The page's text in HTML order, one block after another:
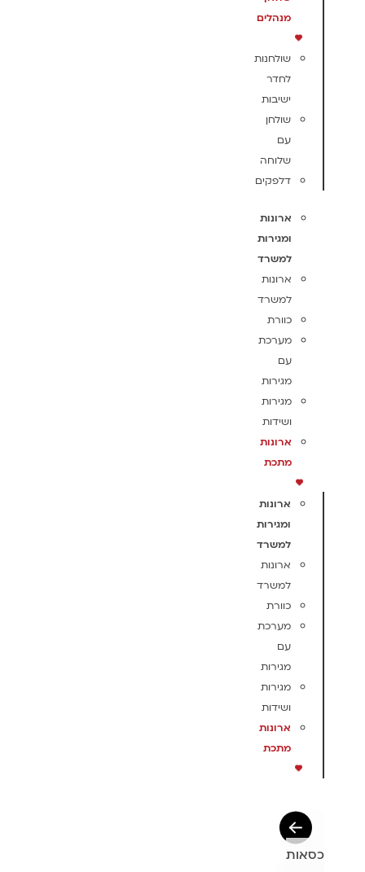
מנהלים
שולחנות
לחדר
ישיבות
שולחן
עם
שלוחה
דלפקים
ארונות
ומגירות
למשרד
ארונות
למשרד
כוורת
מערכת
עם
מגירות
מגירות
ושידות
ארונות
מתכת
ארונות
ומגירות
למשרד
ארונות
למשרד
כוורת
מערכת
עם
מגירות
מגירות
ושידות
ארונות
מתכת
כסאות